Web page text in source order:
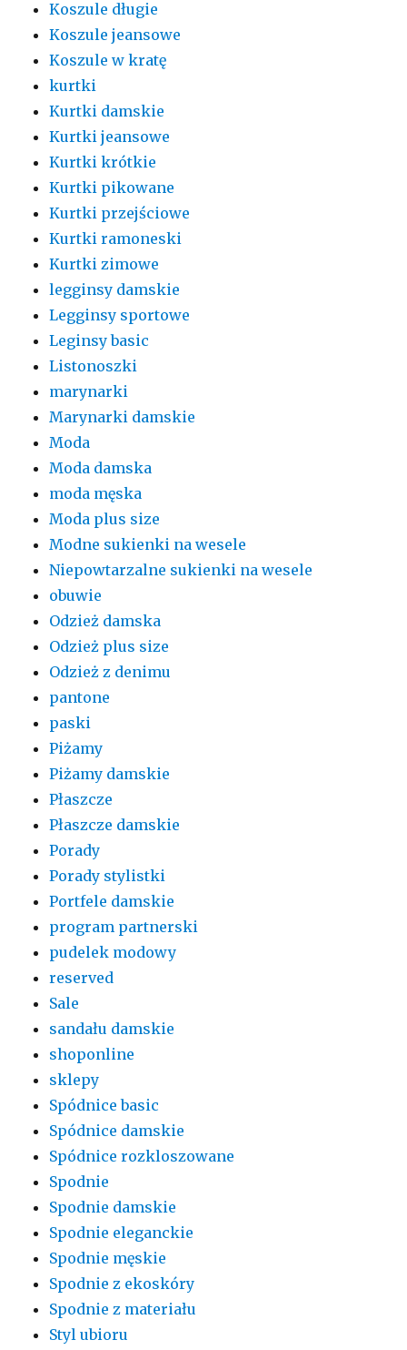
Koszule długie
Koszule jeansowe
Koszule w kratę
kurtki
Kurtki damskie
Kurtki jeansowe
Kurtki krótkie
Kurtki pikowane
Kurtki przejściowe
Kurtki ramoneski
Kurtki zimowe
legginsy damskie
Legginsy sportowe
Leginsy basic
Listonoszki
marynarki
Marynarki damskie
Moda
Moda damska
moda męska
Moda plus size
Modne sukienki na wesele
Niepowtarzalne sukienki na wesele
obuwie
Odzież damska
Odzież plus size
Odzież z denimu
pantone
paski
Piżamy
Piżamy damskie
Płaszcze
Płaszcze damskie
Porady
Porady stylistki
Portfele damskie
program partnerski
pudelek modowy
reserved
Sale
sandału damskie
shoponline
sklepy
Spódnice basic
Spódnice damskie
Spódnice rozkloszowane
Spodnie
Spodnie damskie
Spodnie eleganckie
Spodnie męskie
Spodnie z ekoskóry
Spodnie z materiału
Styl ubioru